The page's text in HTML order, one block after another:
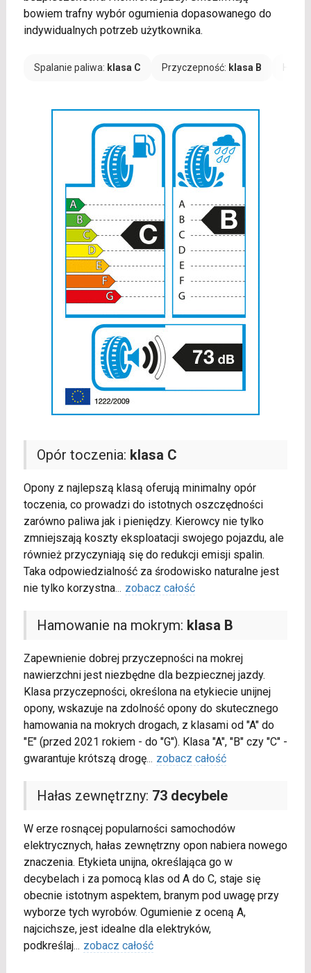
bowiem trafny wybór ogumienia dopasowanego do
indywidualnych potrzeb użytkownika.
Spalanie paliwa: klasa C Przyczepność: klasa B
Opór toczenia: klasa C
Opony z najlepszą klasą oferują minimalny opór
toczenia, co prowadzi do istotnych oszczędności
zarówno paliwa jak i pieniędzy. Kierowcy nie tylko
zmniejszają koszty eksploatacji swojego pojazdu, ale
również przyczyniają się do redukcji emisji spalin.
Taka odpowiedzialność za środowisko naturalne jest
nie tylko korzystna... zobacz całość
Hamowanie na mokrym: klasa B
Zapewnienie dobrej przyczepności na mokrej
nawierzchni jest niezbędne dla bezpiecznej jazdy.
Klasa przyczepności, określona na etykiecie unijnej
opony, wskazuje na zdolność opony do skutecznego
hamowania na mokrych drogach, z klasami od "A" do
"E" (przed 2021 rokiem - do "G"). Klasa "A", "B" czy "C" -
gwarantuje krótszą drogę... zobacz całość
Hałas zewnętrzny: 73 decybele
W erze rosnącej popularności samochodów
elektrycznych, hałas zewnętrzny opon nabiera nowego
znaczenia. Etykieta unijna, określająca go w
decybelach i za pomocą klas od A do C, staje się
obecnie istotnym aspektem, branym pod uwagę przy
wyborze tych wyrobów. Ogumienie z oceną A,
najcichsze, jest idealne dla elektryków,
podkreślaj... zobacz całość